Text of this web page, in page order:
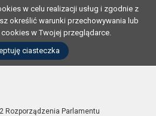
w celu realizacji usług i zgodnie z
określić warunki przechowywania lub
w Twojej przeglądarce.
ciasteczka
Rozporządzenia Parlamentu